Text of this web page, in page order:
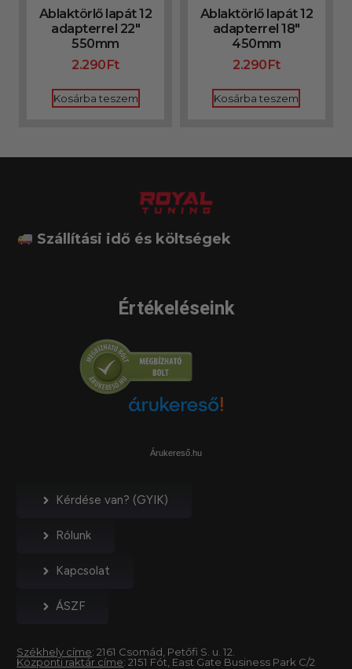
Ablaktörlő lapát 12
adapterrel 22″
550mm
2.290Ft
Kosárba teszem
Ablaktörlő lapát 12
adapterrel 18″
450mm
2.290Ft
Kosárba teszem
Szállítási idő és költségek
Értékeléseink
Árukereső.hu
Kérdése van? (GYIK)
Rólunk
Kapcsolat
ÁSZF
Székhely címe: 2161 Csomád, Petőfi S. u. 12.
Központi raktár címe: 2151 Fót, East Gate Business Park C/2